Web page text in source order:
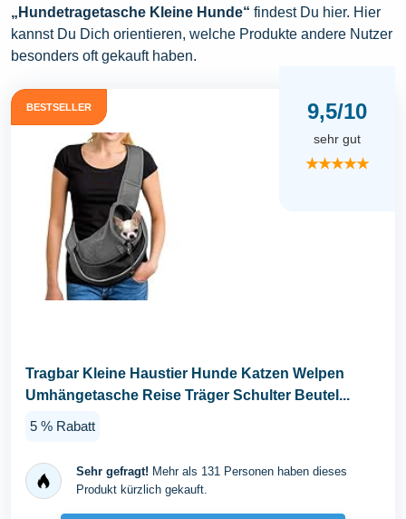
„Hundetragetasche Kleine Hunde“ findest Du hier. Hier
kannst Du Dich orientieren, welche Produkte andere Nutzer
besonders oft gekauft haben.
BESTSELLER 9,5/10
sehr gut
★★★★★
Tragbar Kleine Haustier Hunde Katzen Welpen
Umhängetasche Reise Träger Schulter Beutel...
5 % Rabatt
Sehr gefragt! Mehr als 131 Personen haben dieses
Produkt kürzlich gekauft.